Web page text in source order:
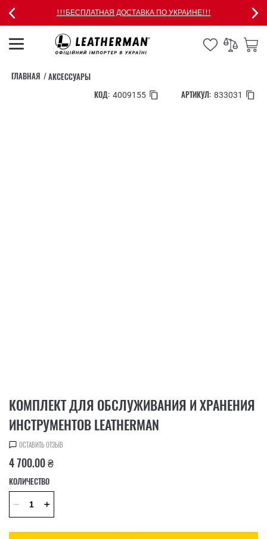
!!!БЕСПЛАТНАЯ ДОСТАВКА ПО УКРАИНЕ!!!
ГЛАВНАЯ
АКСЕССУАРЫ
КОД: 4009155 АРТИКУЛ: 833031
КОМПЛЕКТ ДЛЯ ОБСЛУЖИВАНИЯ И ХРАНЕНИЯ
ИНСТРУМЕНТОВ LEATHERMAN
ОСТАВИТЬ ОТЗЫВ
4 700.00 ₴
КОЛИЧЕСТВО